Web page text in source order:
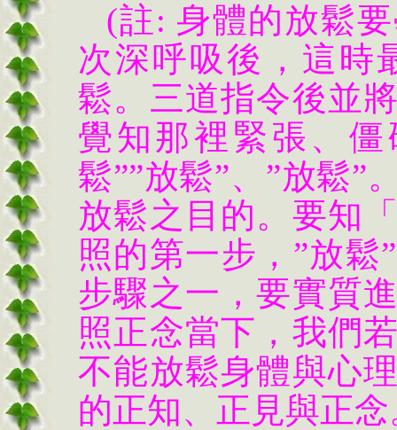
(註: 身體的放鬆
次深呼吸後，這時
鬆。三道指令後並
覺知那裡緊張、
鬆””放鬆”、”放鬆”
放鬆之目的。要知
照的第一步，”放鬆
步驟之一，要實質
照正念當下，我們
不能放鬆身體與心
的正知、正見與正